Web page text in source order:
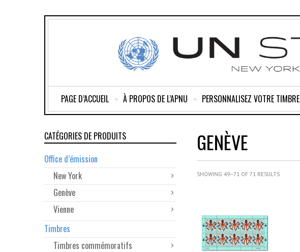
PAGE D’ACCUEIL À PROPOS DE L’APNU PERSONNALISEZ VOTRE TIMBRE
GENÈVE
SHOWING 49–71 OF 71 RESULTS
CATÉGORIES DE PRODUITS
Office d’émission
New York
Genève
Vienne
Timbres
Timbres commémoratifs